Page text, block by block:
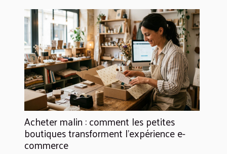
Acheter malin : comment les petites
boutiques transforment l’expérience e-
commerce